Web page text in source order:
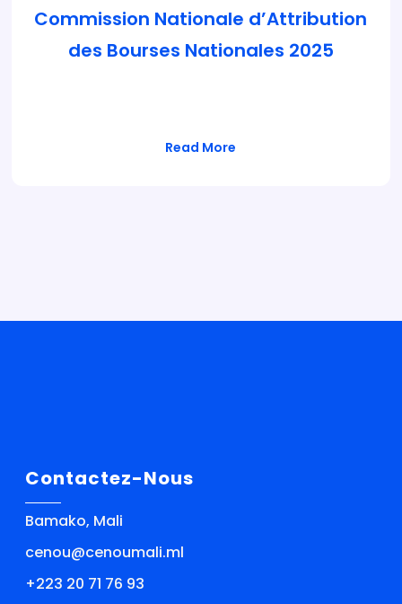
Commission Nationale d’Attribution
des Bourses Nationales 2025
Read More
Contactez-Nous
Bamako, Mali
cenou@cenoumali.ml
+223 20 71 76 93